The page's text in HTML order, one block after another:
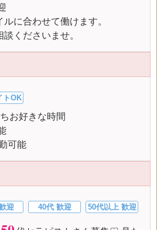
に合わせて働けます。
くださいませ。
トOK
お好きな時間
可能
迎 40代 歓迎 50代以上 歓迎